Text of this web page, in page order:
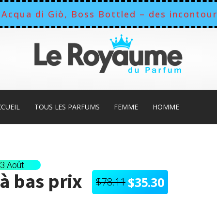
di Giò, Boss Bottled – des
TOUS LES PARFUMS FEMME HOMME
Août
à bas prix $78.11
Le
$35.30
Le